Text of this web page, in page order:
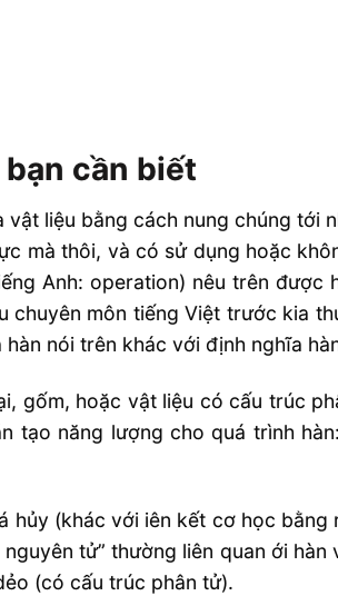
cần biết
liệu bằng cách nung chúng tới
mà thôi, và có sử dụng hoặc
Anh: operation) nêu trên được
chuyên môn tiếng Việt trước kia
hàn nói trên khác với định nghĩa
gốm, hoặc vật liệu có cấu trúc
tạo năng lượng cho quá trình
hủy (khác với iên kết cơ học bằng
tử” thường liên quan ới hàn
(có cấu trúc phân tử).